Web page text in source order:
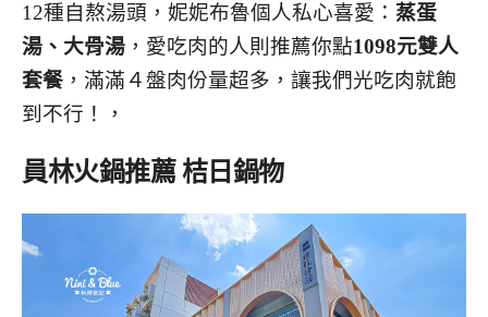
12種自熬湯頭，妮妮布魯個人私心喜愛： 蒸蛋
湯、大骨湯 ，愛吃肉的人則推薦你點1098元雙人
套餐 ，滿滿４盤肉份量超多，讓我們光吃肉就飽
到不行！，
員林火鍋推薦 桔日鍋物